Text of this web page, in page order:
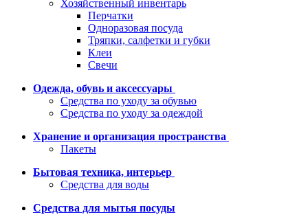
Хозяйственный инвентарь
Перчатки
Одноразовая посуда
Тряпки, салфетки и губки
Клеи
Свечи
Одежда, обувь и аксессуары
Средства по уходу за обувью
Средства по уходу за одеждой
Хранение и организация пространства
Пакеты
Бытовая техника, интерьер
Средства для воды
Средства для мытья посуды